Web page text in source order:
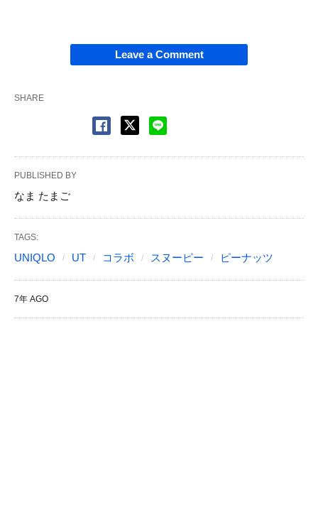
Leave a Comment
SHARE
PUBLISHED BY
なま たまご
TAGS:
UNIQLO UT コラボ スヌーピー ピーナッツ
7年 AGO